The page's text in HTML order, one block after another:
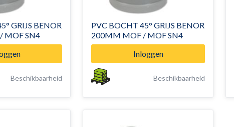
GRIJS BENOR
MOF SN4
Beschikbaarheid
PVC BOCHT 45° GRIJS BENOR
200MM MOF / MOF SN4
Inloggen
Beschikbaarheid